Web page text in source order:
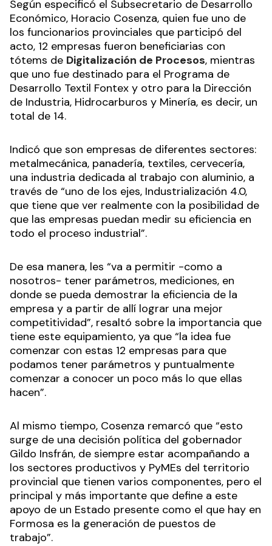
Según especificó el Subsecretario de Desarrollo
Económico, Horacio Cosenza, quien fue uno de
los funcionarios provinciales que participó del
acto, 12 empresas fueron beneficiarias con
tótems de Digitalización de Procesos, mientras
que uno fue destinado para el Programa de
Desarrollo Textil Fontex y otro para la Dirección
de Industria, Hidrocarburos y Minería, es decir, un
total de 14.
Indicó que son empresas de diferentes sectores:
metalmecánica, panadería, textiles, cervecería,
una industria dedicada al trabajo con aluminio, a
través de “uno de los ejes, Industrialización 4.0,
que tiene que ver realmente con la posibilidad de
que las empresas puedan medir su eficiencia en
todo el proceso industrial”.
De esa manera, les “va a permitir -como a
nosotros- tener parámetros, mediciones, en
donde se pueda demostrar la eficiencia de la
empresa y a partir de allí lograr una mejor
competitividad”, resaltó sobre la importancia que
tiene este equipamiento, ya que “la idea fue
comenzar con estas 12 empresas para que
podamos tener parámetros y puntualmente
comenzar a conocer un poco más lo que ellas
hacen”.
Al mismo tiempo, Cosenza remarcó que “esto
surge de una decisión política del gobernador
Gildo Insfrán, de siempre estar acompañando a
los sectores productivos y PyMEs del territorio
provincial que tienen varios componentes, pero el
principal y más importante que define a este
apoyo de un Estado presente como el que hay en
Formosa es la generación de puestos de
trabajo”.